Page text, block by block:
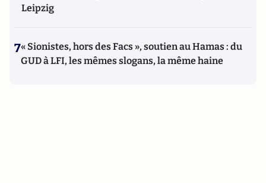
Leipzig
7« Sionistes, hors des Facs », soutien au Hamas : du
GUD à LFI, les mêmes slogans, la même haine